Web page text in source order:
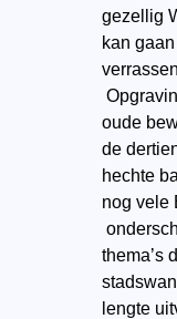
gezellig
kan
oude
de
hechte
nog vele
thema’s
lengte